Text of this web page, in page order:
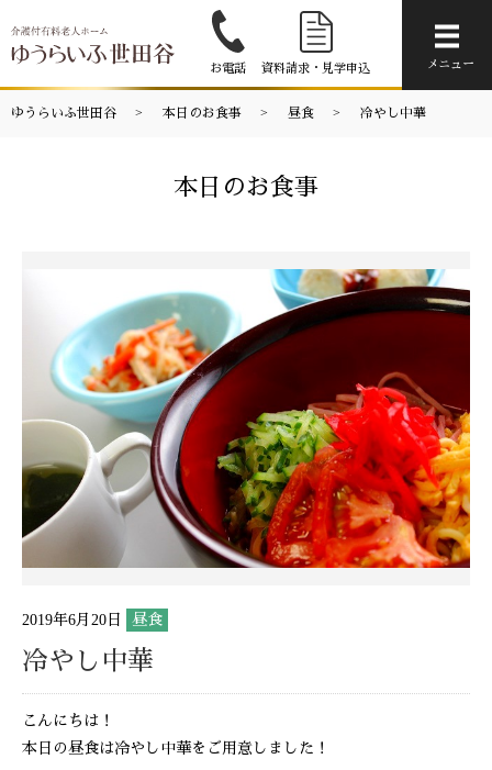
お電話 資料請求・見学申込 メニュー
ゆうらいふ世田谷 本日のお食事 昼食 冷やし中華
本日のお食事
2019年6月20日 昼食
冷やし中華
こんにちは！
本日の昼食は冷やし中華をご用意しました！